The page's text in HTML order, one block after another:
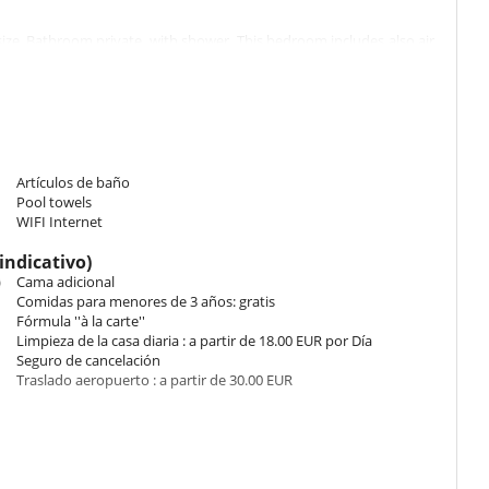
private, with shower. This bedroom includes also air
Bathroom private, with shower. WC in the bathroom. This
to a warm and inviting space. The central patio, the true heart
The lounge with a fireplace invites you to unwind in the
kitchen delight cooking enthusiasts.
It offers a perfect space to relax under the Moroccan sun or
depth: 0.7m and maximum: 0.9m) is a true refreshing
Artículos de baño
Pool towels
WIFI Internet
Cama adicional
Comidas para menores de 3 años: gratis
Fórmula ''à la carte''
Limpieza de la casa diaria : a partir de 18.00 EUR por Día
Seguro de cancelación
Traslado aeropuerto : a partir de 30.00 EUR